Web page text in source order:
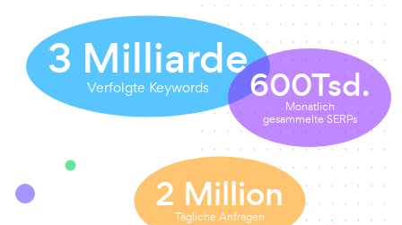
3 Milliarde
Verfolgte Keywords 600Tsd.
Monatlich
gesammelte SERPs
2 Million
Tägliche Anfragen